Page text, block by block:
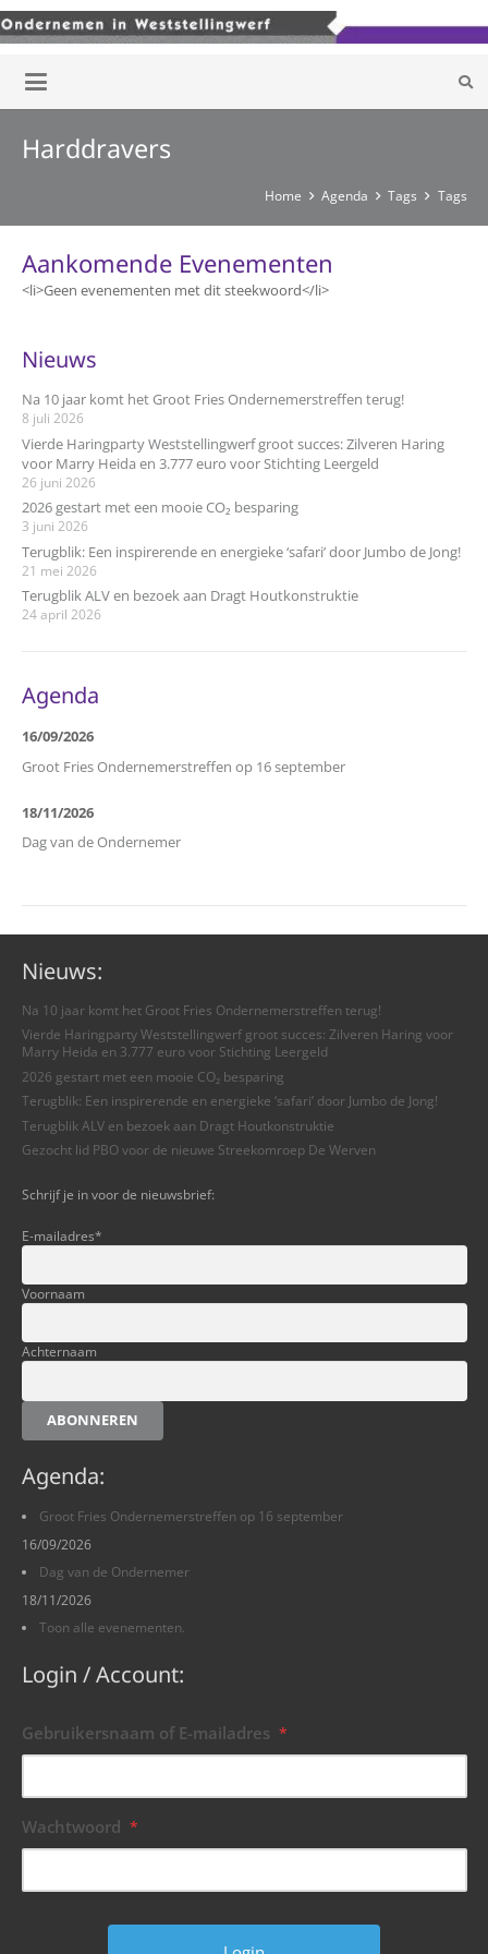
Harddravers
Home Agenda Tags Tags
Aankomende Evenementen
<li>Geen evenementen met dit steekwoord</li>
Nieuws
Na 10 jaar komt het Groot Fries Ondernemerstreffen terug!
8 juli 2026
Vierde Haringparty Weststellingwerf groot succes: Zilveren Haring
voor Marry Heida en 3.777 euro voor Stichting Leergeld
26 juni 2026
2026 gestart met een mooie CO₂ besparing
3 juni 2026
Terugblik: Een inspirerende en energieke ‘safari’ door Jumbo de Jong!
21 mei 2026
Terugblik ALV en bezoek aan Dragt Houtkonstruktie
24 april 2026
Agenda
16/09/2026
Groot Fries Ondernemerstreffen op 16 september
18/11/2026
Dag van de Ondernemer
Nieuws:
Na 10 jaar komt het Groot Fries Ondernemerstreffen terug!
Vierde Haringparty Weststellingwerf groot succes: Zilveren Haring voor
Marry Heida en 3.777 euro voor Stichting Leergeld
2026 gestart met een mooie CO₂ besparing
Terugblik: Een inspirerende en energieke ‘safari’ door Jumbo de Jong!
Terugblik ALV en bezoek aan Dragt Houtkonstruktie
Gezocht lid PBO voor de nieuwe Streekomroep De Werven
Schrijf je in voor de nieuwsbrief:
E-mailadres*
Voornaam
Achternaam
ABONNEREN
Agenda:
Groot Fries Ondernemerstreffen op 16 september
16/09/2026
Dag van de Ondernemer
18/11/2026
Toon alle evenementen.
Login / Account:
Gebruikersnaam of E-mailadres *
Wachtwoord *